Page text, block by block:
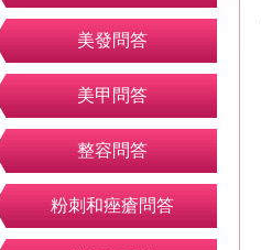
美發問答
美甲問答
整容問答
粉刺和痤瘡問答